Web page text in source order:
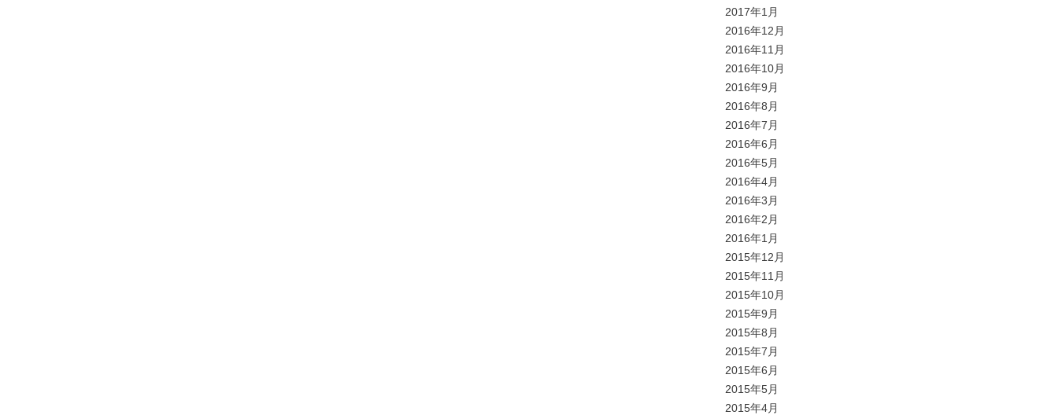
2017年1月
2016年12月
2016年11月
2016年10月
2016年9月
2016年8月
2016年7月
2016年6月
2016年5月
2016年4月
2016年3月
2016年2月
2016年1月
2015年12月
2015年11月
2015年10月
2015年9月
2015年8月
2015年7月
2015年6月
2015年5月
2015年4月